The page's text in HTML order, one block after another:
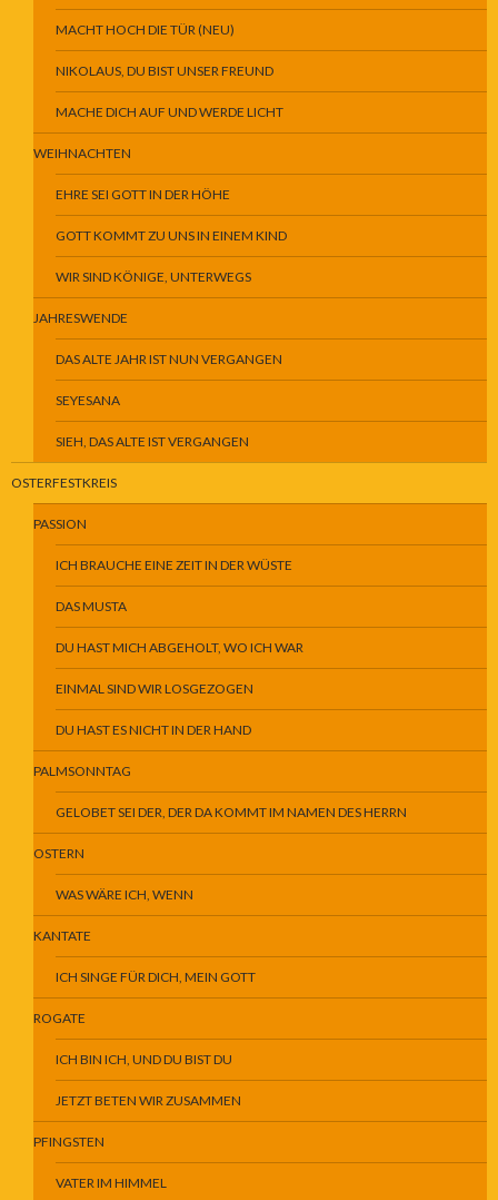
MACHT HOCH DIE TÜR (NEU)
NIKOLAUS, DU BIST UNSER FREUND
MACHE DICH AUF UND WERDE LICHT
WEIHNACHTEN
EHRE SEI GOTT IN DER HÖHE
GOTT KOMMT ZU UNS IN EINEM KIND
WIR SIND KÖNIGE, UNTERWEGS
JAHRESWENDE
DAS ALTE JAHR IST NUN VERGANGEN
SEYESANA
SIEH, DAS ALTE IST VERGANGEN
OSTERFESTKREIS
PASSION
ICH BRAUCHE EINE ZEIT IN DER WÜSTE
DAS MUSTA
DU HAST MICH ABGEHOLT, WO ICH WAR
EINMAL SIND WIR LOSGEZOGEN
DU HAST ES NICHT IN DER HAND
PALMSONNTAG
GELOBET SEI DER, DER DA KOMMT IM NAMEN DES HERRN
OSTERN
WAS WÄRE ICH, WENN
KANTATE
ICH SINGE FÜR DICH, MEIN GOTT
ROGATE
ICH BIN ICH, UND DU BIST DU
JETZT BETEN WIR ZUSAMMEN
PFINGSTEN
VATER IM HIMMEL